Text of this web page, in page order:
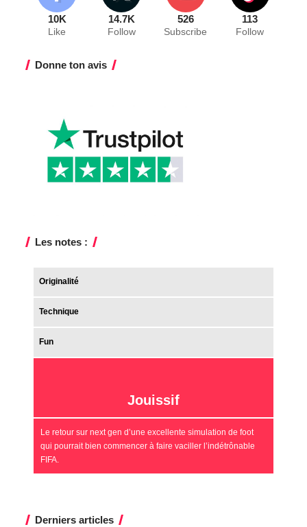
10K
Like
14.7K
Follow
526
Subscribe
113
Follow
Donne ton avis
Les notes :
Originalité
Technique
Fun
Jouissif
Le retour sur next gen d’une excellente simulation de foot
qui pourrait bien commencer à faire vaciller l’indétrônable
FIFA.
Derniers articles